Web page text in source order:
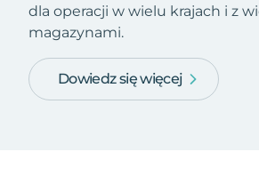
dla operacji w wielu krajach i z
magazynami.
Dowiedz się więcej